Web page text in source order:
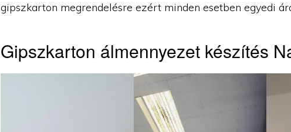
gipszkarton megrendelésre ezért minden esetben egyedi
Gipszkarton álmennyezet készítés